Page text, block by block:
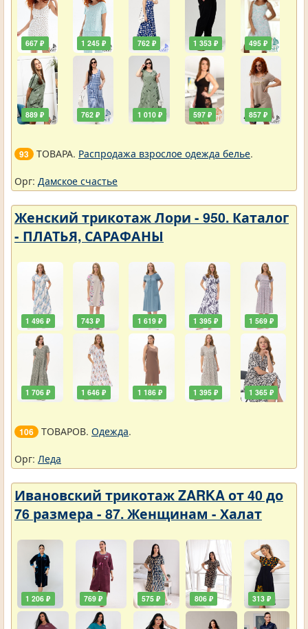
667 ₽
889 ₽
1 245 ₽
762 ₽
762 ₽
1 010 ₽
1 353 ₽
597 ₽
495 ₽
857 ₽
93 ТОВАРА. Распродажа взрослое одежда белье.
Орг: Дамское счастье
Женский трикотаж Лори - 950. Каталог
- ПЛАТЬЯ, САРАФАНЫ
1 496 ₽
1 706 ₽
743 ₽
1 646 ₽
1 619 ₽
1 186 ₽
1 395 ₽
1 395 ₽
1 569 ₽
1 365 ₽
106 ТОВАРОВ. Одежда.
Орг: Леда
Ивановский трикотаж ZARKA от 40 до
76 размера - 87. Женщинам - Халат
1 206 ₽ 769 ₽ 575 ₽ 806 ₽ 313 ₽